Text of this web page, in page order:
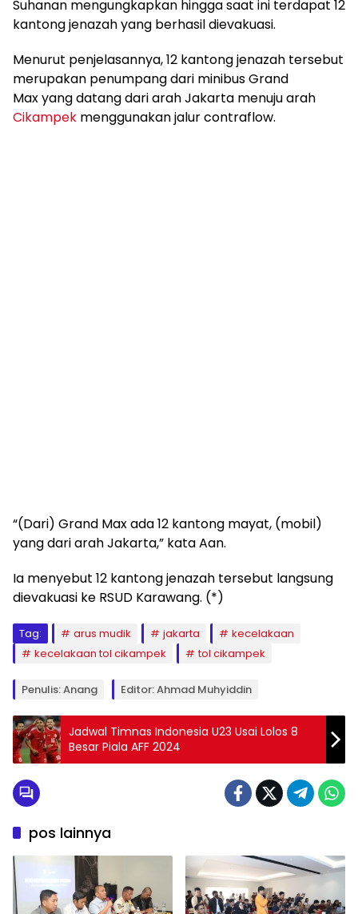
Suhanan mengungkapkan hingga saat ini terdapat 12
kantong jenazah yang berhasil dievakuasi.
Menurut penjelasannya, 12 kantong jenazah tersebut
merupakan penumpang dari minibus Grand
Max yang datang dari arah Jakarta menuju arah
Cikampek menggunakan jalur contraflow.
“(Dari) Grand Max ada 12 kantong mayat, (mobil)
yang dari arah Jakarta,” kata Aan.
Ia menyebut 12 kantong jenazah tersebut langsung
dievakuasi ke RSUD Karawang. (*)
Tag: arus mudik jakarta
kecelakaan
kecelakaan tol cikampek
tol cikampek
Penulis: Anang Editor: Ahmad Muhyiddin
Jadwal Timnas Indonesia U23 Usai Lolos 8
Besar Piala AFF 2024
pos lainnya